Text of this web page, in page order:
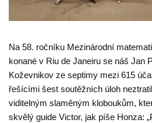
Na 58. ročníku Mezinárodní
konané v Riu de Janeiru se náš Jan
Koževnikov ze septimy mezi 615
řešícími šest soutěžních úloh
viditelným slaměným kloboukům,
skvělý guide Victor, jak píše Honza: